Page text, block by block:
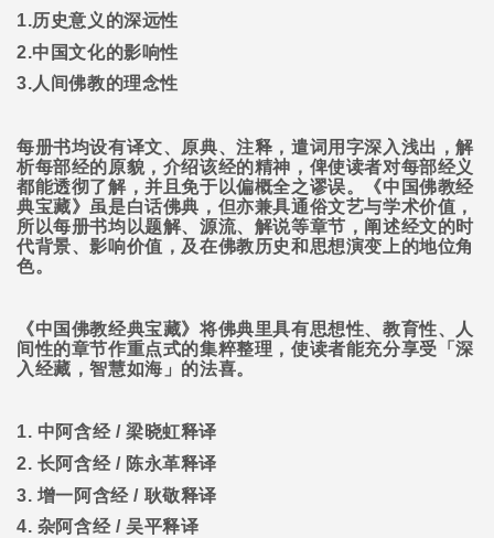
1.历史意义的深远性
2.中国文化的影响性
3.人间佛教的理念性
每册书均设有译文、原典、注释，遣词用字深入浅出，解
析每部经的原貌，介绍该经的精神，俾使读者对每部经义
都能透彻了解，并且免于以偏概全之谬误。《中国佛教经
典宝藏》虽是白话佛典，但亦兼具通俗文艺与学术价值，
所以每册书均以题解、源流、解说等章节，阐述经文的时
代背景、影响价值，及在佛教历史和思想演变上的地位角
色。
《中国佛教经典宝藏》将佛典里具有思想性、教育性、人
间性的章节作重点式的集粹整理，使读者能充分享受「深
入经藏，智慧如海」的法喜。
1. 中阿含经/梁晓虹释译
2. 长阿含经/ 陈永革释译
3. 增一阿含经/ 耿敬释译
4. 杂阿含经/吴平释译